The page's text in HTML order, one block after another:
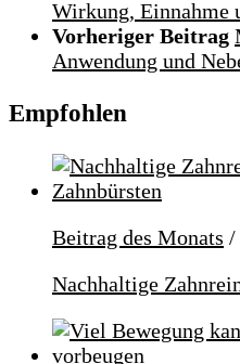
Wirkung, Einnahme
Vorheriger Beitrag
Anwendung und
Empfohlen
Beitrag des Monats /
Nachhaltige